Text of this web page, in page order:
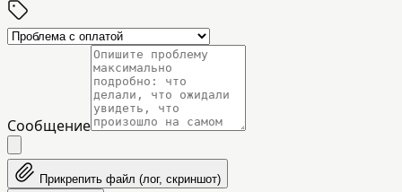
Сообщение
Прикрепить файл (лог, скриншот)